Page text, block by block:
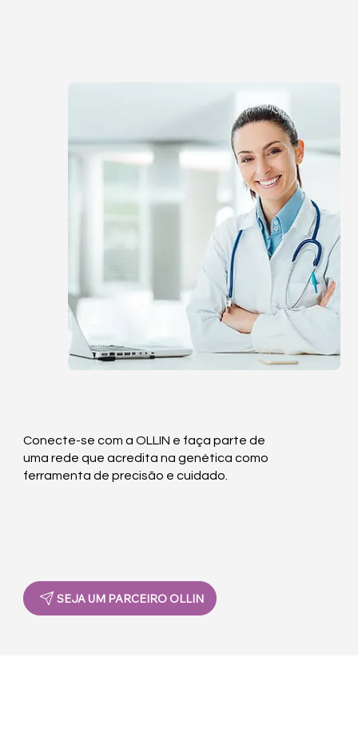
Conecte-se com a OLLIN e faça parte de
uma rede que acredita na genética como
ferramenta de precisão e cuidado.
SEJA UM PARCEIRO OLLIN